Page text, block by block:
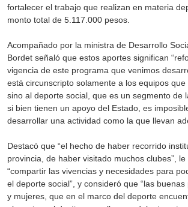
fortalecer el trabajo que realizan en materia
monto total de 5.117.000 pesos.
Acompañado por la ministra de Desarrollo
Bordet señaló que estos aportes significan
vigencia de este programa que venimos
está circunscripto solamente a los equipos que
sino al deporte social, que es un segmento de
si bien tienen un apoyo del Estado, es
desarrollar una actividad como la que llevan
Destacó que “el hecho de haber recorrido
provincia, de haber visitado muchos clubes”,
“compartir las vivencias y necesidades para
el deporte social”, y consideró que “las
y mujeres, que en el marco del deporte